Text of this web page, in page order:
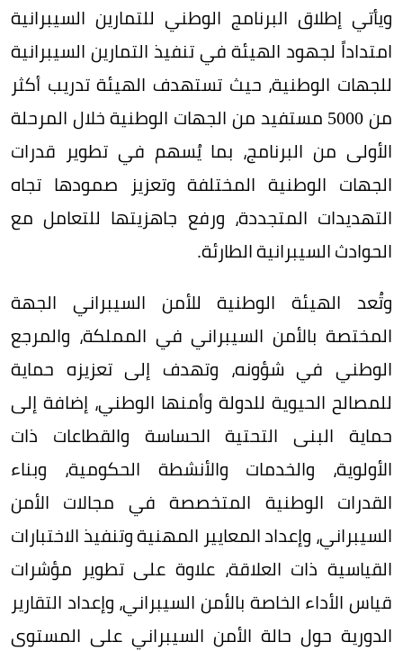
ويأتي إطلاق البرنامج الوطني للتمارين السيبرانية
امتداداً لجهود الهيئة في تنفيذ التمارين السيبرانية
للجهات الوطنية، حيث تستهدف الهيئة تدريب أكثر
من 5000 مستفيد من الجهات الوطنية خلال المرحلة
الأولى من البرنامج، بما يُسهم في تطوير قدرات
الجهات الوطنية المختلفة وتعزيز صمودها تجاه
التهديدات المتجددة، ورفع جاهزيتها للتعامل مع
الحوادث السيبرانية الطارئة.
وتُعد الهيئة الوطنية للأمن السيبراني الجهة
المختصة بالأمن السيبراني في المملكة، والمرجع
الوطني في شؤونه، وتهدف إلى تعزيزه حماية
للمصالح الحيوية للدولة وأمنها الوطني، إضافة إلى
حماية البنى التحتية الحساسة والقطاعات ذات
الأولوية، والخدمات والأنشطة الحكومية، وبناء
القدرات الوطنية المتخصصة في مجالات الأمن
السيبراني، وإعداد المعايير المهنية وتنفيذ الاختبارات
القياسية ذات العلاقة، علاوة على تطوير مؤشرات
قياس الأداء الخاصة بالأمن السيبراني، وإعداد التقارير
الدورية حول حالة الأمن السيبراني على المستوى